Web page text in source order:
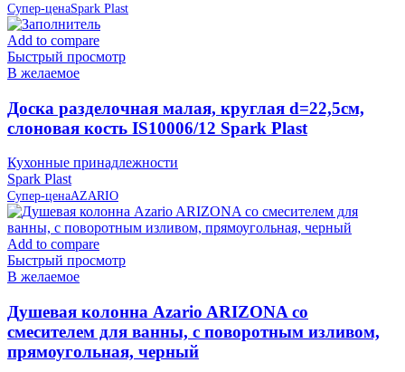
Супер-ценаSpark Plast
Add to compare
Быстрый просмотр
В желаемое
Доска разделочная малая, круглая d=22,5см,
слоновая кость IS10006/12 Spark Plast
Кухонные принадлежности
Spark Plast
Супер-ценаAZARIO
Add to compare
Быстрый просмотр
В желаемое
Душевая колонна Azario ARIZONA со
смесителем для ванны, с поворотным изливом,
прямоугольная, черный